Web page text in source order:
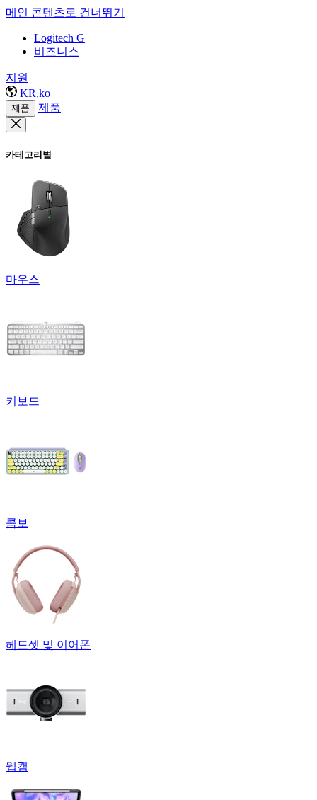
메인 콘텐츠로 건너뛰기
Logitech G
비즈니스
지원
KR,ko
제품 제품
카테고리별
마우스
키보드
콤보
헤드셋 및 이어폰
웹캠